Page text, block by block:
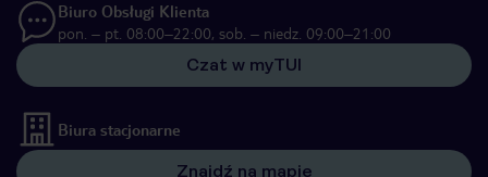
Biuro Obsługi Klienta
pon. – pt. 08:00–22:00, sob. – niedz. 09:00–21:00
Czat w myTUI
Biura stacjonarne
Znajdź na mapie